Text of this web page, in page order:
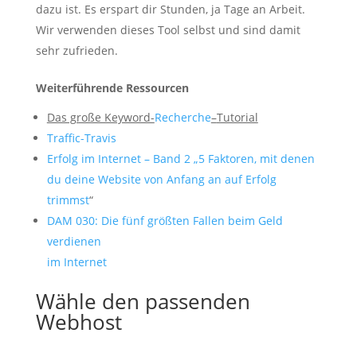
dazu ist. Es erspart dir Stunden, ja Tage an Arbeit.
Wir verwenden dieses Tool selbst und sind damit
sehr zufrieden.
Weiterführende Ressourcen
Das große Keyword-Recherche–Tutorial
Traffic-Travis
Erfolg im Internet – Band 2 „5 Faktoren, mit denen
du deine Website von Anfang an auf Erfolg
trimmst“
DAM 030: Die fünf größten Fallen beim Geld
verdienen
im Internet
Wähle den passenden
Webhost